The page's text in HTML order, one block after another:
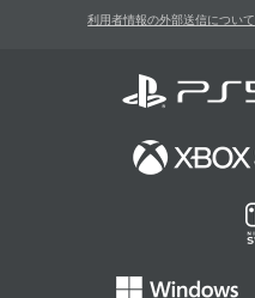
利用者情報の外部送信について